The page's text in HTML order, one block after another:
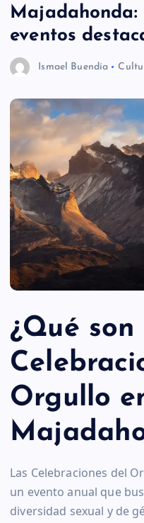
eventos
Ismael Buendía
¿Qué son
Orgullo
Las Celebraciones del
un evento anual que
diversidad sexual y de